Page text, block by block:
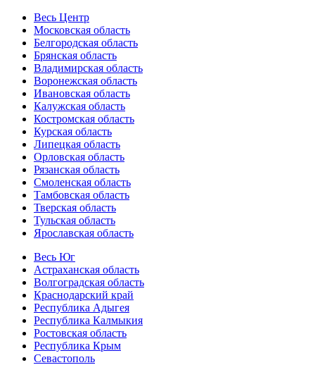
Весь Центр
Московская область
Белгородская область
Брянская область
Владимирская область
Воронежская область
Ивановская область
Калужская область
Костромская область
Курская область
Липецкая область
Орловская область
Рязанская область
Смоленская область
Тамбовская область
Тверская область
Тульская область
Ярославская область
Весь Юг
Астраханская область
Волгоградская область
Краснодарский край
Республика Адыгея
Республика Калмыкия
Ростовская область
Республика Крым
Севастополь